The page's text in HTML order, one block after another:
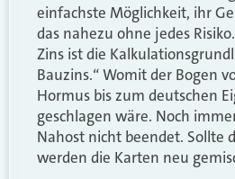
einfachste Möglichkeit, ihr
das nahezu ohne jedes
Zins ist die
Bauzins.“ Womit der Bogen
Hormus bis zum deutschen
geschlagen wäre. Noch
Nahost nicht beendet. Sollte
werden die Karten neu